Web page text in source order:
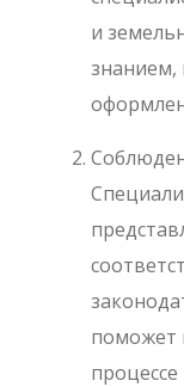
и
знанием,
поможет